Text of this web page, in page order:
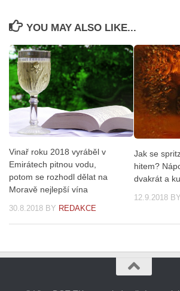
YOU MAY ALSO LIKE...
Vinař roku 2018 vyráběl v
Emirátech pitnou vodu,
potom se rozhodl dělat na
Moravě nejlepší vína
30.8.2018 BY REDAKCE
Jak se
hitem?
dvakrát a
12.9.2018 BY